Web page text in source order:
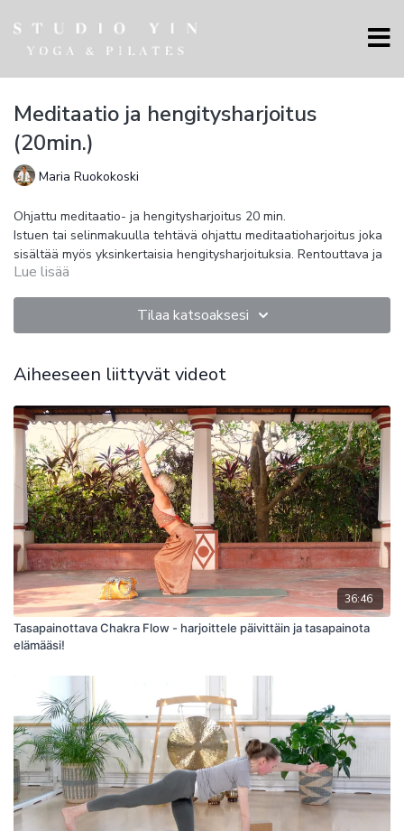
Meditaatio ja hengitysharjoitus
(20min.)
Maria Ruokokoski
Ohjattu meditaatio- ja hengitysharjoitus 20 min.
Istuen tai selinmakuulla tehtävä ohjattu meditaatioharjoitus joka
sisältää myös yksinkertaisia hengitysharjoituksia. Rentouttava ja
keskittymiskykyä vahvistava, ohjattu harjoitus ei vaadi
Lue lisää
Tilaa katsoaksesi
Aiheeseen liittyvät videot
36:46
Tasapainottava Chakra Flow - harjoittele päivittäin ja tasapainota
elämääsi!